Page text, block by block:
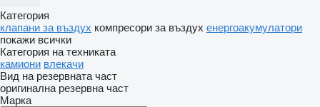
Категория
клапани за въздух компресори за въздух енергоакумулатори
покажи всички
Категория на техниката
камиони влекачи
Вид на резервната част
оригинална резервна част
Марка